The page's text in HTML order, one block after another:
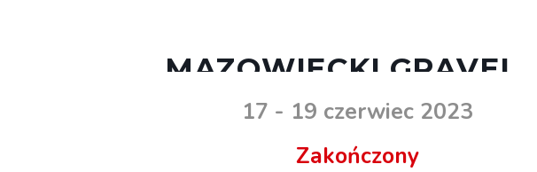
MAZOWIECKI GRAVEL
17 - 19 czerwiec 2023
Zakończony